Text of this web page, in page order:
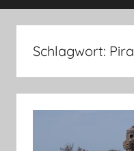
Schlagwort: